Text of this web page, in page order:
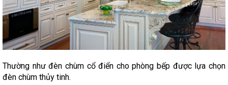
Thường như đèn chùm cổ điển cho phòng bếp được lựa chọn
đèn chùm thủy tinh.